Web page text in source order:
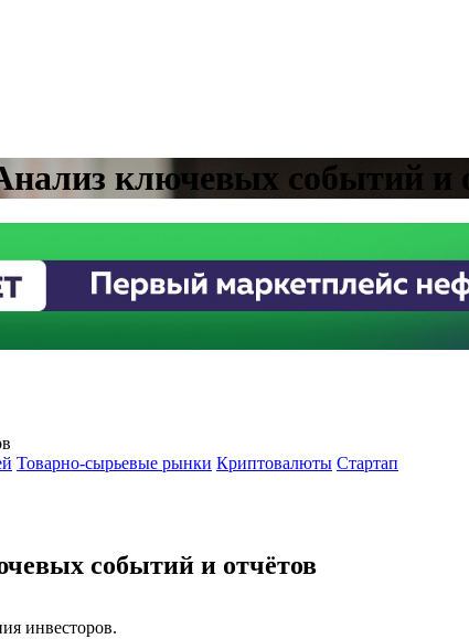
ключевых событий и
Товарно-сырьевые рынки Криптовалюты Стартап
событий и отчётов
инвесторов.